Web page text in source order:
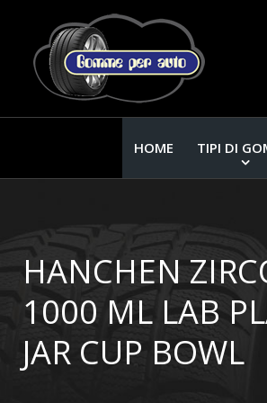
HOME TIPI DI
HANCHEN
1000 ML LAB
JAR CUP BOWL